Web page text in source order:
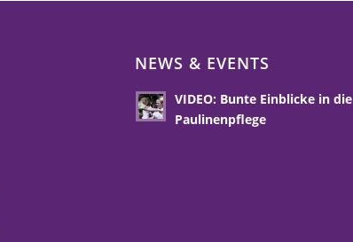
NEWS & EVENTS
VIDEO: Bunte Einblicke in die
Paulinenpflege